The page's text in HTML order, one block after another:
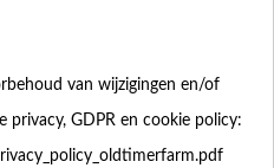
van wijzigingen en/of
GDPR en cookie policy: